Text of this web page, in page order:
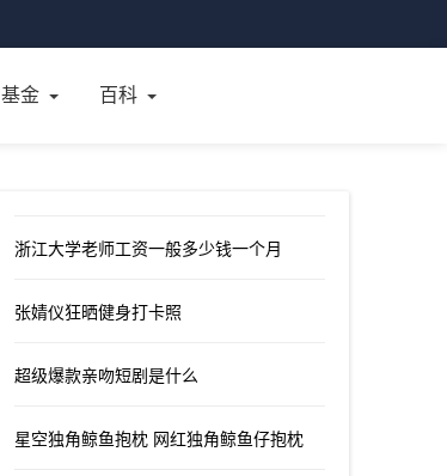
基金 百科
浙江大学老师工资一般多少钱一个月
张婧仪狂晒健身打卡照
超级爆款亲吻短剧是什么
星空独角鲸鱼抱枕 网红独角鲸鱼仔抱枕